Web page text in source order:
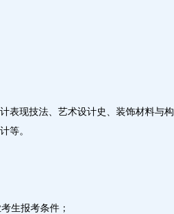
表现技法、艺术设计史、装饰材料与构
等。
生报考条件；